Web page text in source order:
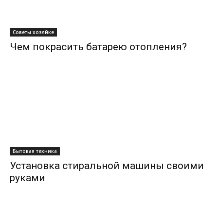
Советы хозяйке
Чем покрасить батарею отопления?
Бытовая техника
Установка стиральной машины своими
руками